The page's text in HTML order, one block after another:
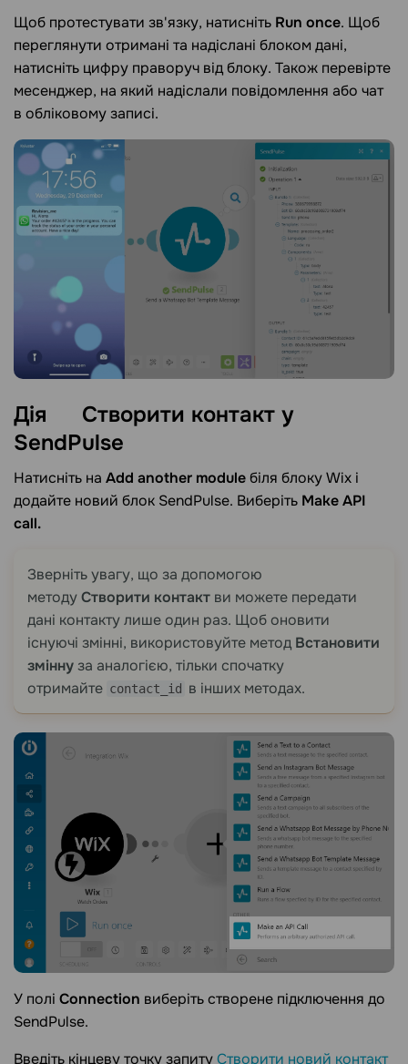
Щоб протестувати зв'язку, натисніть Run once. Щоб
переглянути отримані та надіслані блоком дані,
натисніть цифру праворуч від блоку. Також перевірте
месенджер, на який надіслали повідомлення або чат
в обліковому записі.
Дія
Створити контакт у
SendPulse
Натисніть на Add another moduleбіля блоку Wix і
додайте новий блок SendPulse. Виберіть Make API
call.
Зверніть увагу, що за допомогою
методуСтворити контакт ви можете передати
дані контакту лише один раз. Щоб оновити
існуючі змінні, використовуйте метод Встановити
зміннуза аналогією, тільки спочатку
отримайте contact_id в інших методах.
У полі Connection виберіть створене підключення до
SendPulse.
Введіть кінцеву точку запитуСтворити новий контакт